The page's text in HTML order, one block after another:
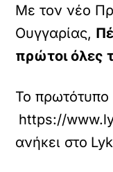
Με τον νέο
Ουγγαρίας,
πρώτοι όλες
Το
https://
ανήκει στο